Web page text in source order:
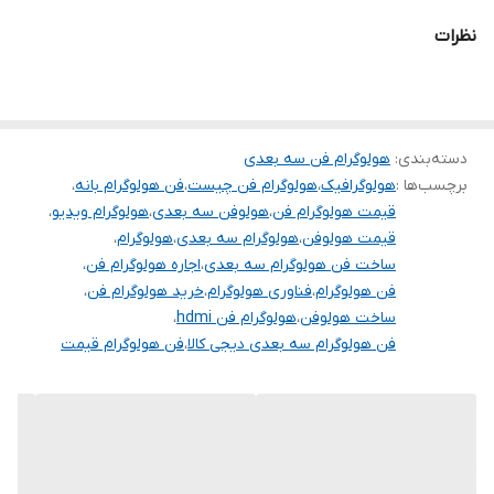
جذابیت ۳ بعدی
برای اولین بار اگر دستگاه هولو فن-هولوگرافی فن را در حال حرکت و
نمایش مشاهده نمایید، تشخیص سیستم متحرک و نمایش آن برای شما
غیر ممکن خواهد بود چون کاملا از لحاظ بسری جذابیت ۳ بعدی بودن
تصویر و مشخص نبودن دستگاه پخش را شما حس خواهید کرد.
نظرات
دسته‌بندی: هولوگرام فن سه بعدی
برچسب‌ها :هولوگرافیک،هولوگرام فن چیست،فن هولوگرام بانه،
قیمت هولوگرام فن،هولوفن سه بعدی،هولوگرام ویدیو،
قیمت هولوفن،هولوگرام سه بعدی،هولوگرام،
ساخت فن هولوگرام سه بعدی،اجاره هولوگرام فن،
فن هولوگرام،فناوری هولوگرام،خرید هولوگرام فن،
ساخت هولوفن،هولوگرام فن hdmi
،
فن هولوگرام سه بعدی دیجی کالا،فن هولوگرام قیمت